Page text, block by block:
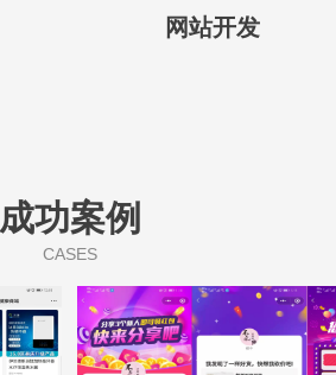
网站开发
成功案例
CASES